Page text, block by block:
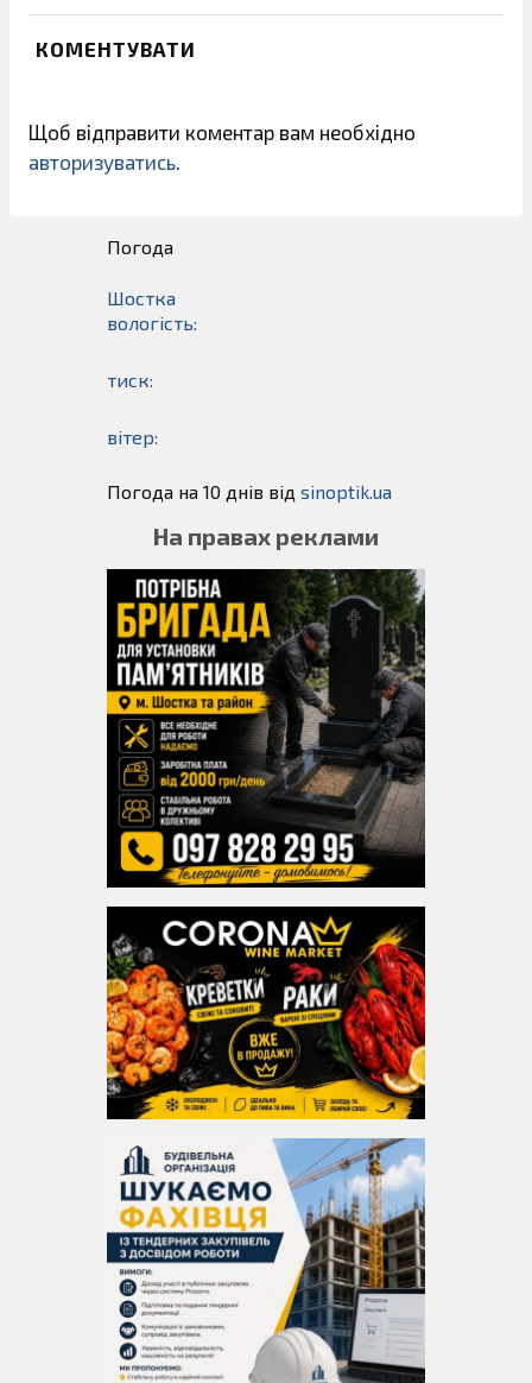
КОМЕНТУВАТИ
Щоб відправити коментар вам необхідно
авторизуватись
Погода
Шостка
вологість:
тиск:
вітер:
Погода на 10 днів від sinoptik.ua
На правах реклами